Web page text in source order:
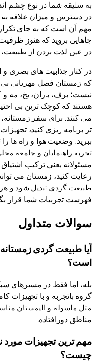
به سلیقه شما در نوع چشم
در دسترس و میزان علاقه
مهم آن است که به جای
جاهایی بروید که هنوز ظرفیت
در عین لذت بردن از
در کنار جذابیت های بصری
که زمستان فصل مهربانی
نیست؛ برف، باران، یخ، مه
هستند که کوچک ترین بی
می کنند. برای سفر
تر برنامه ریزی کنید،
ببرید، وضعیت هوا و راه ها
تجربه راهنمایان و جامعه
مسئولانه یعنی ترکیب اشتیاق
رعایت کنید، زمستان می
طبیعت گردی تبدیل شود و
فهرست تجربیات شما قرار
سوالات متداول
آیا طبیعت گردی
است؟
بله، اما فقط در مسیرهای
گروه باتجربه و با تجهیزات
مثل ماسوله و الیمستان
مناطق دورافتاده.
مهم ترین تجهیزات مورد
چیست؟